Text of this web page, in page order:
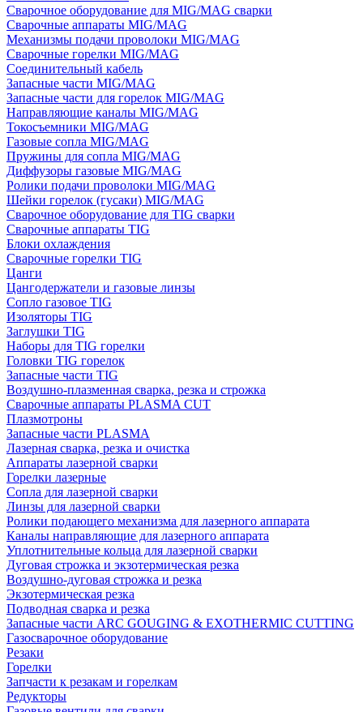
Сварочное оборудование для MIG/MAG сварки
Сварочные аппараты MIG/MAG
Механизмы подачи проволоки MIG/MAG
Сварочные горелки MIG/MAG
Соединительный кабель
Запасные части MIG/MAG
Запасные части для горелок MIG/MAG
Направляющие каналы MIG/MAG
Токосъемники MIG/MAG
Газовые сопла MIG/MAG
Пружины для сопла MIG/MAG
Диффузоры газовые MIG/MAG
Ролики подачи проволоки MIG/MAG
Шейки горелок (гусаки) MIG/MAG
Сварочное оборудование для TIG сварки
Сварочные аппараты TIG
Блоки охлаждения
Сварочные горелки TIG
Цанги
Цангодержатели и газовые линзы
Сопло газовое TIG
Изоляторы TIG
Заглушки TIG
Наборы для TIG горелки
Головки TIG горелок
Запасные части TIG
Воздушно-плазменная сварка, резка и строжка
Сварочные аппараты PLASMA CUT
Плазмотроны
Запасные части PLASMA
Лазерная сварка, резка и очистка
Аппараты лазерной сварки
Горелки лазерные
Сопла для лазерной сварки
Линзы для лазерной сварки
Ролики подающего механизма для лазерного аппарата
Каналы направляющие для лазерного аппарата
Уплотнительные кольца для лазерной сварки
Дуговая строжка и экзотермическая резка
Воздушно-дуговая строжка и резка
Экзотермическая резка
Подводная сварка и резка
Запасные части ARC GOUGING & EXOTHERMIC CUTTING
Газосварочное оборудование
Резаки
Горелки
Запчасти к резакам и горелкам
Редукторы